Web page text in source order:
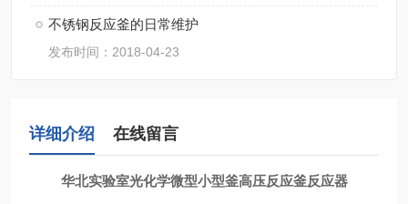
不锈钢反应釜的日常维护
发布时间：2018-04-23
详细介绍 在线留言
华北实验室光化学微型小型釜高压反应釜反应器